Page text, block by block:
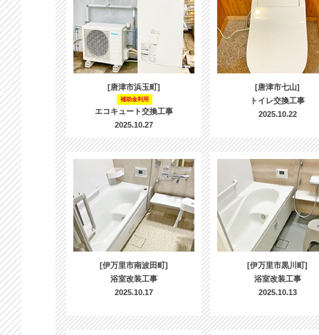
[唐津市浜玉町]
補助金利用
エコキュート交換工事
2025.10.27
[唐津市七山]
トイレ交換工事
2025.10.22
[伊万里市南波田町]
浴室改装工事
2025.10.17
[伊万里市黒川町]
浴室改装工事
2025.10.13